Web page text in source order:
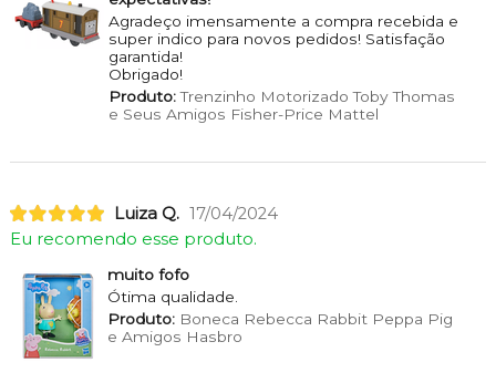
Agradeço imensamente a compra recebida e
super indico para novos pedidos! Satisfação
garantida!
Obrigado!
Produto:Trenzinho Motorizado Toby Thomas
e Seus Amigos Fisher-Price Mattel
Luiza Q. 17/04/2024
Eu recomendo esse produto.
muito fofo
Ótima qualidade.
Produto:Boneca Rebecca Rabbit Peppa Pig
e Amigos Hasbro